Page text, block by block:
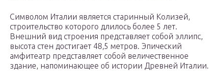
Символом Италии является старинный Колизей,
строительство которого длилось более 5 лет.
Внешний вид строения представляет собой эллипс,
высота стен достигает 48,5 метров. Эпический
амфитеатр представляет собой величественное
здание, напоминающее об истории Древней Италии.